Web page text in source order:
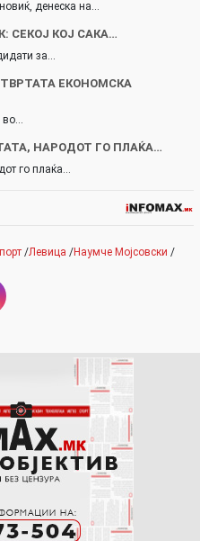
денеска на…
СЕКОЈ КОЈ САКА…
за…
ЕКОНОМСКА
во…
НАРОДОТ ГО ПЛАЌА…
го плаќа…
/Левица /Наумче Мојсовски /